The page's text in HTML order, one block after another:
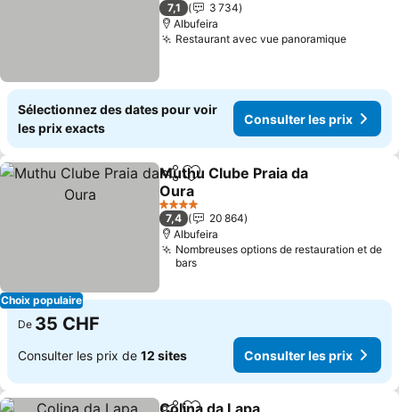
7,1
3 734
Albufeira
Restaurant avec vue panoramique
Sélectionnez des dates pour voir
les prix exacts
Consulter les prix
Choix populaire
PartagerAjouter à mes favoris
Muthu Clube Praia da
Oura
Consulter les prix
4 Étoiles
7,4
20 864
Albufeira
Nombreuses options de restauration et de
bars
De 35 CHF
Consulter les prix de 12 sites Consulter les prix
Colina da Lapa